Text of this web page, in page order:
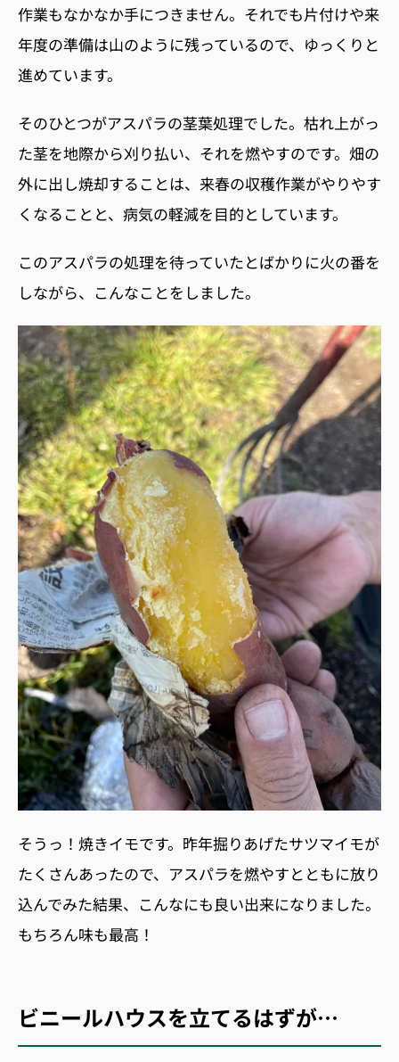
作業もなかなか手につきません。それでも片付けや来
年度の準備は山のように残っているので、ゆっくりと
進めています。
そのひとつがアスパラの茎葉処理でした。枯れ上がっ
た茎を地際から刈り払い、それを燃やすのです。畑の
外に出し焼却することは、来春の収穫作業がやりやす
くなることと、病気の軽減を目的としています。
このアスパラの処理を待っていたとばかりに火の番を
しながら、こんなことをしました。
そうっ！焼きイモです。昨年掘りあげたサツマイモが
たくさんあったので、アスパラを燃やすとともに放り
込んでみた結果、こんなにも良い出来になりました。
もちろん味も最高！
ビニールハウスを立てるはずが…